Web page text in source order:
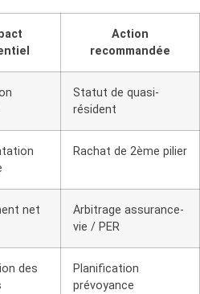
Action
recommandée
Statut de quasi-
résident
Rachat de 2ème pilier
net
Arbitrage assurance-
vie / PER
des
Planification
prévoyance